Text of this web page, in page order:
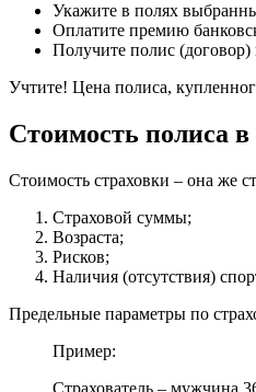
Укажите в полях
Оплатите премию
Получите полис (договор)
Учтите! Цена полиса,
Стоимость полиса в
Стоимость страховки – она же
Страховой суммы;
Возраста;
Рисков;
Наличия (отсутствия)
Предельные параметры по
Пример:
Страхователь – мужчина